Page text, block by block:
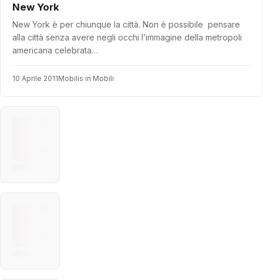
New York
New York è per chiunque la città. Non è possibile pensare
alla città senza avere negli occhi l’immagine della metropoli
americana celebrata…
10 Aprile 2011Mobilis in Mobili